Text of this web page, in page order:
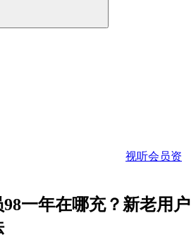
视听会员资
98一年在哪充？新老用户